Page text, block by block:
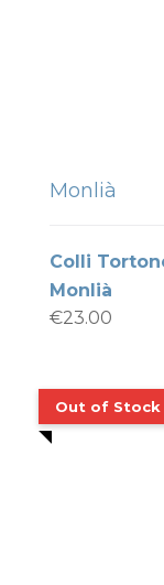
Monlià
Colli
Monlià
€23.00